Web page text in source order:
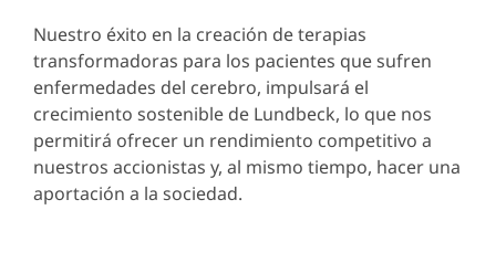
Nuestro éxito en la creación de terapias
transformadoras para los pacientes que sufren
enfermedades del cerebro, impulsará el
crecimiento sostenible de Lundbeck, lo que nos
permitirá ofrecer un rendimiento competitivo a
nuestros accionistas y, al mismo tiempo, hacer una
aportación a la sociedad.